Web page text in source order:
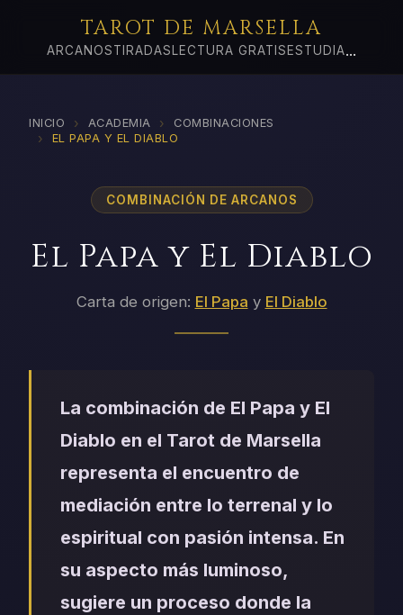
TAROT DE MARSELLA
ARCANOSTIRADAS LECTURA GRATIS ESTUDIA...
INICIO › ACADEMIA › COMBINACIONES
› EL PAPA Y EL DIABLO
COMBINACIÓN DE ARCANOS
El Papa y El Diablo
Carta de origen: El Papa y El Diablo
La combinación de El Papa y El
Diablo en el Tarot de Marsella
representa el encuentro de
mediación entre lo terrenal y lo
espiritual con pasión intensa. En
su aspecto más luminoso,
sugiere un proceso donde la